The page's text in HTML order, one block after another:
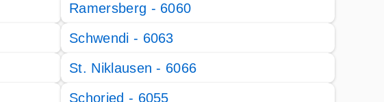
Ramersberg - 6060
Schwendi - 6063
St. Niklausen - 6066
Schoried - 6055